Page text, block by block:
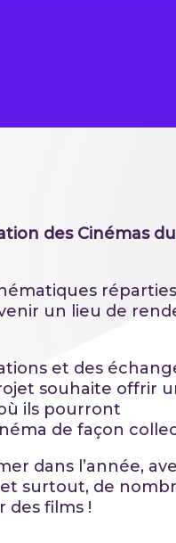
des Cinémas du
un lieu de
et des
souhaite offrir
ils pourront
de façon
dans l’année,
surtout, de
des films !